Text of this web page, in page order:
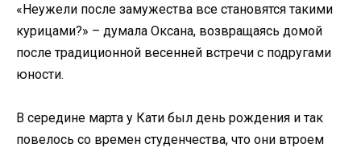
«Неужели после замужества все становятся такими
курицами?» – думала Оксана, возвращаясь домой
после традиционной весенней встречи с подругами
юности.
В середине марта у Кати был день рождения и так
повелось со времен студенчества, что они втроем